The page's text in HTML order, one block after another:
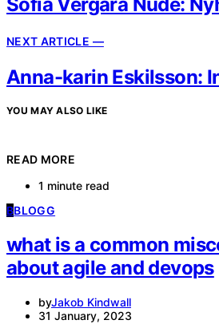
Sofia Vergara Nude:
NEXT ARTICLE —
Anna-karin Eskilsson:
YOU MAY ALSO LIKE
READ MORE
1 minute read
BBLOGG
what is a common
about agile and devops
byJakob Kindwall
31 January, 2023